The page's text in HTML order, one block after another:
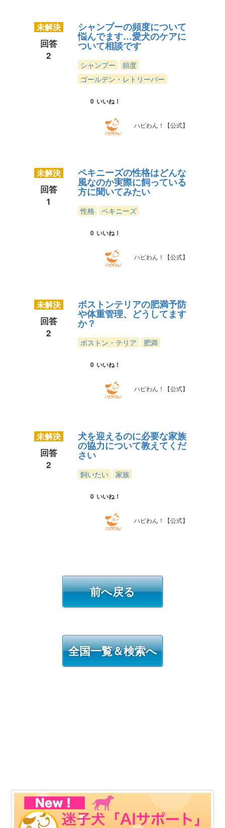
未解決
回答
2
シャンプーの頻度について
悩んでます…愛犬のケアに
ついて相談です
シャンプー
頻度
ゴールデン・レトリーバー
0 いいね！
ハピわん！【公式】
未解決
回答
1
ペキニーズの性格はどんな
風なのか実際に飼っている
方に聞いてみたい
性格 ペキニーズ
0 いいね！
ハピわん！【公式】
未解決
回答
2
ボストンテリアの肥満予防
や体重管理、どうしてます
か？
ボストン・テリア 肥満
0 いいね！
ハピわん！【公式】
未解決
回答
2
犬を迎えるのに必要な家族
の協力について教えてくだ
さい
飼いたい 家族
0 いいね！
ハピわん！【公式】
前へ戻る
全国一覧＆検索へ